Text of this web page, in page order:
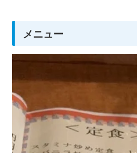
メニュー